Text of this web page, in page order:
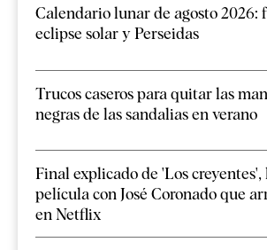
Calendario lunar de agosto 2026:
eclipse solar y Perseidas
Trucos caseros para quitar las
negras de las sandalias en verano
Final explicado de 'Los creyentes',
película con José Coronado que
en Netflix